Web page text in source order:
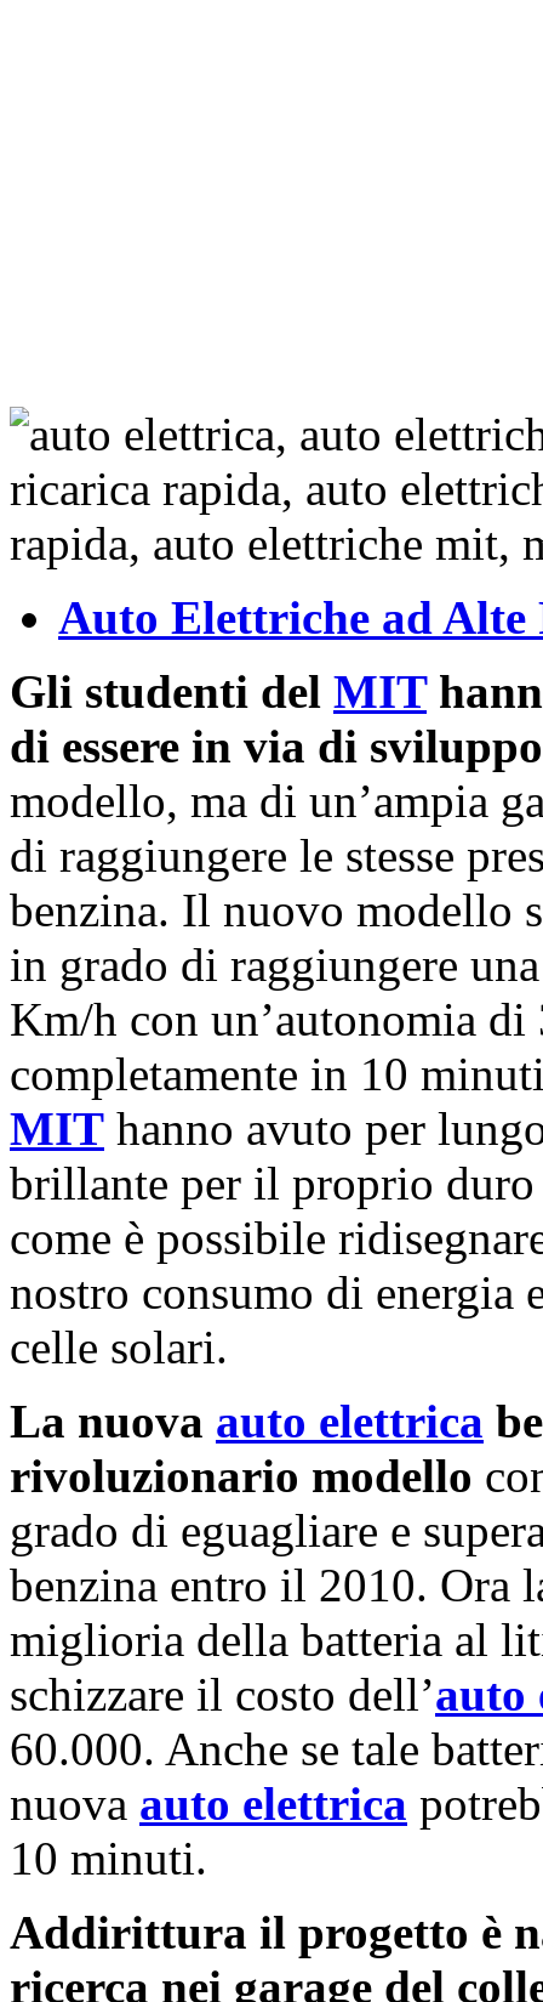
Auto Elettriche ad Alte
Gli studenti del MIT
di essere in via di sviluppo
modello, ma di un’ampia
di raggiungere le stesse
benzina. Il nuovo modello
in grado di raggiungere
Km/h con un’autonomia
completamente in 10
MIT hanno avuto per
brillante per il proprio
come è possibile
nostro consumo di energia
celle solari.
La nuova auto elettrica
rivoluzionario modello
grado di eguagliare e
benzina entro il 2010. Ora
miglioria della batteria al
schizzare il costo dell’auto
60.000. Anche se tale
nuova auto elettrica
10 minuti.
Addirittura il progetto è
ricerca nei garage del